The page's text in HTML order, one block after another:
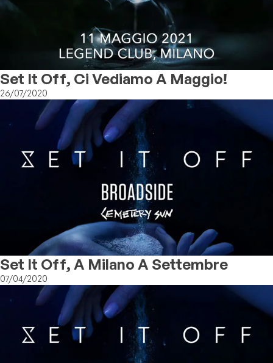
Set It Off, Ci Vediamo A Maggio!
26/07/2020
Set It Off, A Milano A Settembre
07/04/2020